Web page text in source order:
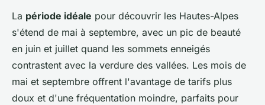
La période idéale pour découvrir les Hautes-Alpes
s'étend de mai à septembre, avec un pic de beauté
en juin et juillet quand les sommets enneigés
contrastent avec la verdure des vallées. Les mois de
mai et septembre offrent l'avantage de tarifs plus
doux et d'une fréquentation moindre, parfaits pour